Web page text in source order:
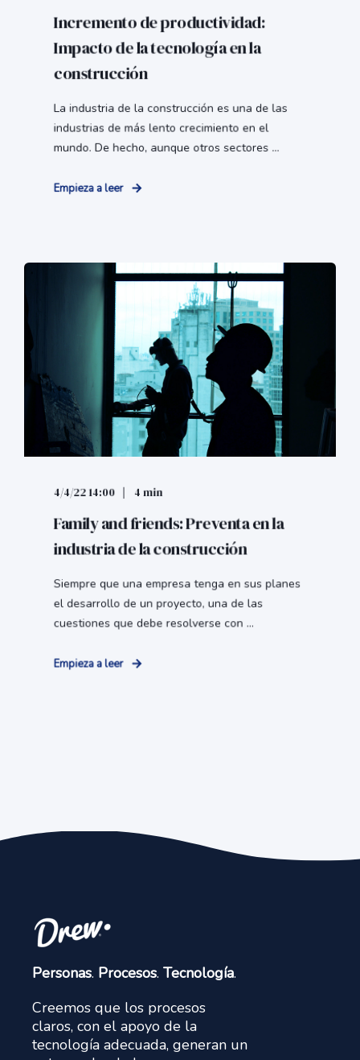
Incremento de productividad:
Impacto de la tecnología en la
construcción
La industria de la construcción es una de las
industrias de más lento crecimiento en el
mundo. De hecho, aunque otros sectores ...
Empieza a leer
4/4/22 14:00 4 min
Family and friends: Preventa en la
industria de la construcción
Siempre que una empresa tenga en sus planes
el desarrollo de un proyecto, una de las
cuestiones que debe resolverse con ...
Empieza a leer
Personas. Procesos. Tecnología.
Creemos que los procesos
claros, con el apoyo de la
tecnología adecuada, generan un